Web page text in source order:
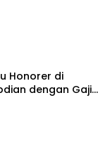
Honorer di
dengan Gaji